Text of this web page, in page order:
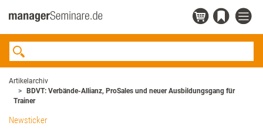
Artikelarchiv
BDVT: Verbände-Allianz, ProSales und neuer Ausbildungsgang für
Trainer
Newsticker